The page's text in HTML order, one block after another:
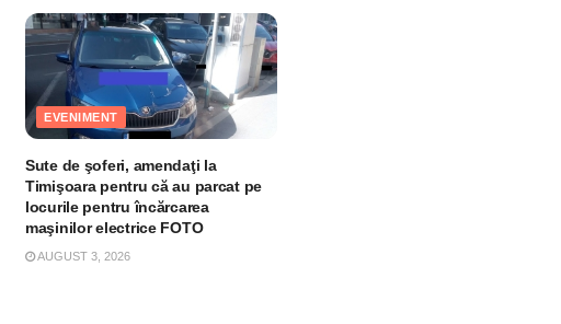
EVENIMENT
Sute de şoferi, amendaţi la
Timişoara pentru că au parcat pe
locurile pentru încărcarea
maşinilor electrice FOTO
AUGUST 3, 2026